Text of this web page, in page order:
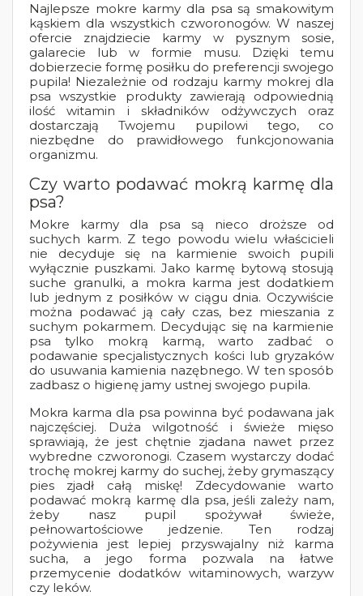
Najlepsze mokre karmy dla psa są smakowitym
kąskiem dla wszystkich czworonogów. W naszej
ofercie znajdziecie karmy w pysznym sosie,
galarecie lub w formie musu. Dzięki temu
dobierzecie formę posiłku do preferencji swojego
pupila! Niezależnie od rodzaju karmy mokrej dla
psa wszystkie produkty zawierają odpowiednią
ilość witamin i składników odżywczych oraz
dostarczają Twojemu pupilowi tego, co
niezbędne do prawidłowego funkcjonowania
organizmu.
Czy warto podawać mokrą karmę dla
psa?
Mokre karmy dla psa są nieco droższe od
suchych karm. Z tego powodu wielu właścicieli
nie decyduje się na karmienie swoich pupili
wyłącznie puszkami. Jako karmę bytową stosują
suche granulki, a mokra karma jest dodatkiem
lub jednym z posiłków w ciągu dnia. Oczywiście
można podawać ją cały czas, bez mieszania z
suchym pokarmem. Decydując się na karmienie
psa tylko mokrą karmą, warto zadbać o
podawanie specjalistycznych kości lub gryzaków
do usuwania kamienia nazębnego. W ten sposób
zadbasz o higienę jamy ustnej swojego pupila.
Mokra karma dla psa powinna być podawana jak
najczęściej. Duża wilgotność i świeże mięso
sprawiają, że jest chętnie zjadana nawet przez
wybredne czworonogi. Czasem wystarczy dodać
trochę mokrej karmy do suchej, żeby grymaszący
pies zjadł całą miskę! Zdecydowanie warto
podawać mokrą karmę dla psa, jeśli zależy nam,
żeby nasz pupil spożywał świeże,
pełnowartościowe jedzenie. Ten rodzaj
pożywienia jest lepiej przyswajalny niż karma
sucha, a jego forma pozwala na łatwe
przemycenie dodatków witaminowych, warzyw
czy leków.